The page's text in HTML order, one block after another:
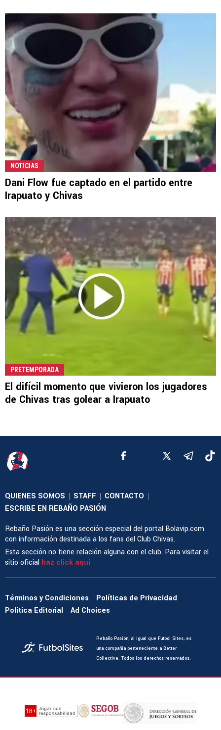
NOTICIAS
Dani Flow fue captado en el partido entre
Irapuato y Chivas
PRETEMPORADA
El difícil momento que vivieron los jugadores
de Chivas tras golear a Irapuato
QUIENES SOMOS | STAFF | CONTACTO |
ESCRIBE EN REBAÑO PASIÓN
Rebaño Pasión es una sección especial del portal Bolavip.com
con información destinada a los fans del Club Chivas.
Esta sección no tiene relación alguna con el club. Para visitar el
sitio oficial haz click aquí
Términos y Condiciones
Políticas de Privacidad
Política Editorial
Ad Choices
Rebaño Pasión, al igual que Futbol Sites, es
una compañía perteneciente a Better
Collective. Todos los derechos reservados.